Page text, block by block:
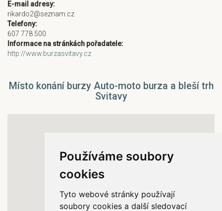
Používáme soubory
cookies
Tyto webové stránky používají
soubory cookies a další sledovací
E-mail adresy:
rikardo2@seznam.cz
Telefony:
607 778 500
Informace na stránkách pořadatele:
http://www.burzasvitavy.cz
Místo konání burzy Auto-moto burza a bleší trh
Svitavy